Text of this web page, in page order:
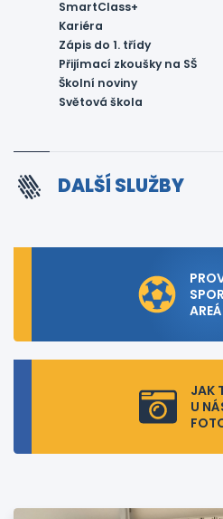
SmartClass+
Kariéra
Zápis do 1. třídy
Přijímací zkoušky na SŠ
Školní noviny
Světová škola
DALŠÍ SLUŽBY
JAK
U